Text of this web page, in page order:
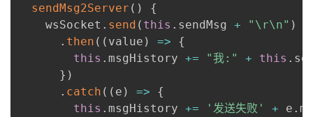
sendMsg2Server ( )
{
    wsSocket
. send ( this . sendMsg + "\r\n" )
. then ( ( value ) =>
{
this . msgHistory += "我:" + this .
} )
. catch ( ( e ) =>
{
this . msgHistory += '发送失败' + e .